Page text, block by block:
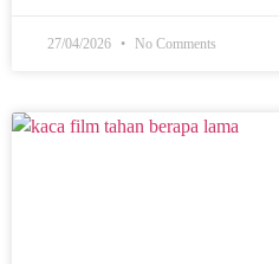
27/04/2026 No Comments